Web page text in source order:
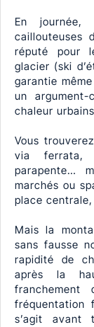
En journée,
caillouteuses
réputé pour
glacier (ski
garantie
un
chaleur
Vous
via ferrata,
parapente…
marchés ou
place
Mais la
sans fausse
rapidité de
après la
franchement
fréquentation
s’agit avant